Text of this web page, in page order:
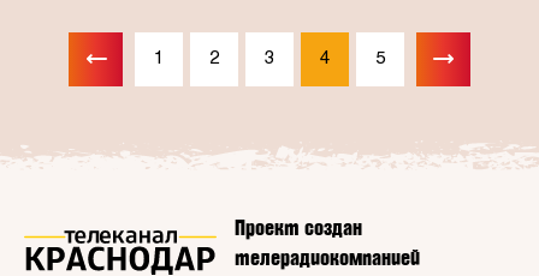
1 2 3 4 5
Проект создан
телерадиокомпанией